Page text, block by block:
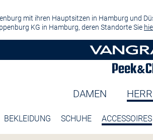
mit ihren Hauptsitzen in Hamburg und
KG in Hamburg, deren Standorte Sie
DAMEN
BEKLEIDUNG SCHUHE ACCESSOIRES